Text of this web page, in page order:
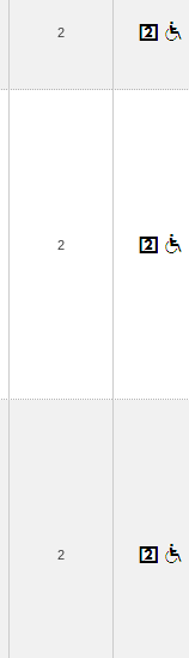
2
2
2